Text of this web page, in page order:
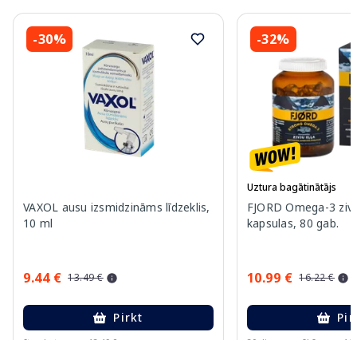
-30%
VAXOL ausu izsmidzināms līdzeklis,
10 ml
9.44 € 13.49 €
Pirkt
-32%
Uztura bagātinātājs
FJORD Omega-3
kapsulas, 80 gab.
10.99 € 16.22 €